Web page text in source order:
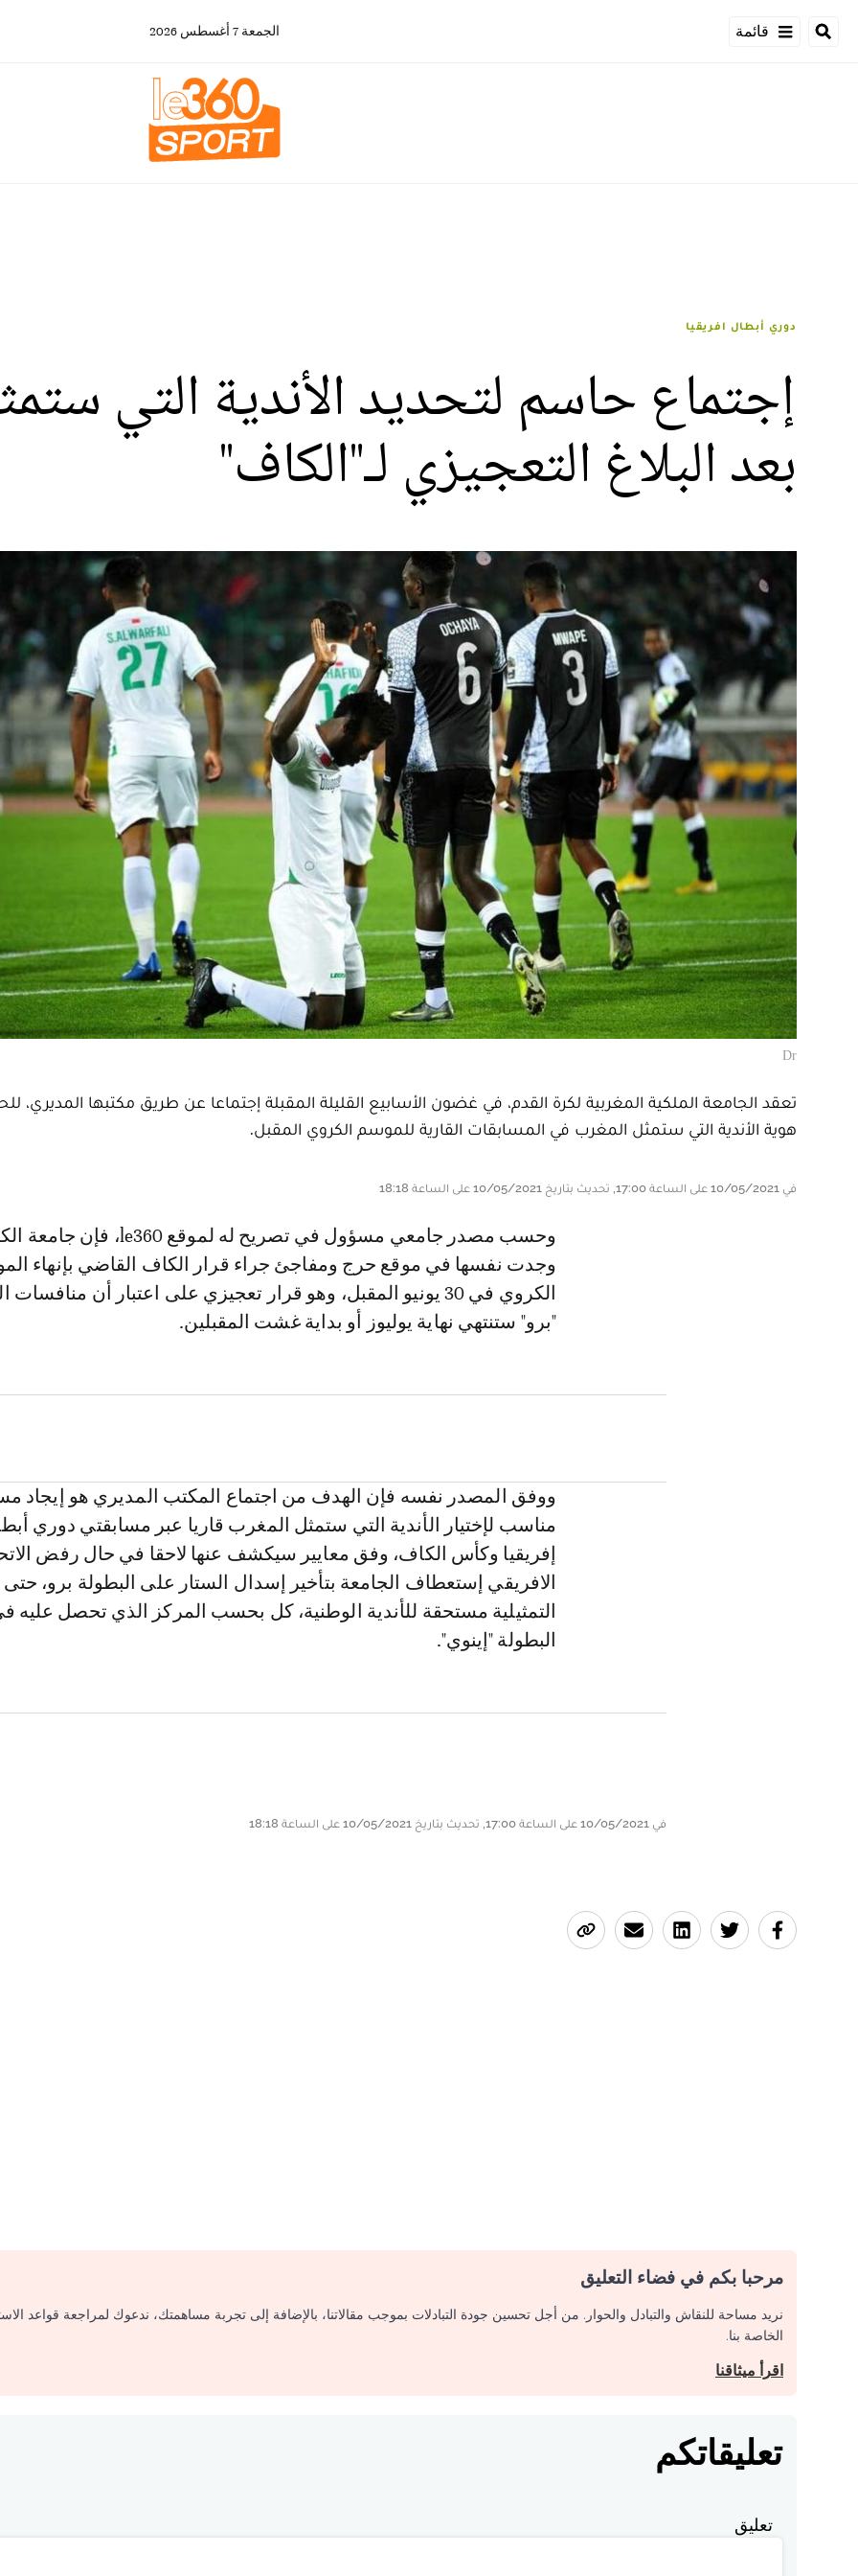
قائمة الجمعة 7 أغسطس 2026
دوري أبطال افريقيا
إجتماع حاسم لتحديد الأندية التي
بعد البلاغ التعجيزي لـ"الكاف"
Dr
تعقد الجامعة الملكية المغربية لكرة القدم، في غضون الأسابيع القليلة المقبلة إجتماعا عن طريق مكتبها المديري،
هوية الأندية التي ستمثل المغرب في المسابقات القارية للموسم الكروي المقبل.
في 10/05/2021 على الساعة 17:00, تحديث بتاريخ 10/05/2021 على الساعة 18:18
وحسب مصدر جامعي مسؤول في تصريح له لموقع le360، فإن جامعة الكرة
وجدت نفسها في موقع حرج ومفاجئ جراء قرار الكاف القاضي بإنهاء
الكروي في 30 يونيو المقبل، وهو قرار تعجيزي على اعتبار أن منافسات
"برو" ستنتهي نهاية يوليوز أو بداية غشت المقبلين.
ووفق المصدر نفسه فإن الهدف من اجتماع المكتب المديري هو إيجاد
مناسب لإختيار الأندية التي ستمثل المغرب قاريا عبر مسابقتي دوري
إفريقيا وكأس الكاف، وفق معايير سيكشف عنها لاحقا في حال رفض
الافريقي إستعطاف الجامعة بتأخير إسدال الستار على البطولة برو،
التمثيلية مستحقة للأندية الوطنية، كل بحسب المركز الذي تحصل عليه
البطولة "إينوي".
في 10/05/2021 على الساعة 17:00, تحديث بتاريخ 10/05/2021 على الساعة 18:18
مرحبا بكم في فضاء التعليق
نريد مساحة للنقاش والتبادل والحوار. من أجل تحسين جودة التبادلات بموجب مقالاتنا، بالإضافة إلى تجربة مساهمتك، ندعوك لمراجعة قواعد
الخاصة بنا.
اقرأ ميثاقنا
تعليقاتكم
تعليق